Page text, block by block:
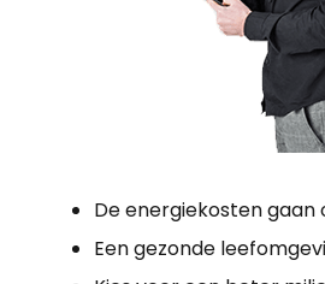
De energiekosten gaan
Een gezonde